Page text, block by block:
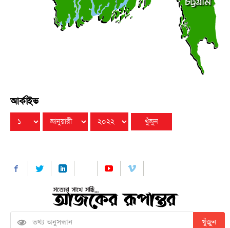
খুলনায় ধর্ষণ মামলায় ২ জনের যাবজ্জীবন
বৃহস্পতিবার ● ৬ আগস্ট ২০২৬
আর্কাইভ
খুঁজুন